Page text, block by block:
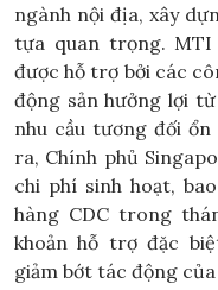
ngành nội địa, xây
tựa quan trọng.
được hỗ trợ bởi các
động sản hưởng lợi
nhu cầu tương đối
ra, Chính phủ
chi phí sinh hoạt,
hàng CDC trong
khoản hỗ trợ đặc
giảm bớt tác động